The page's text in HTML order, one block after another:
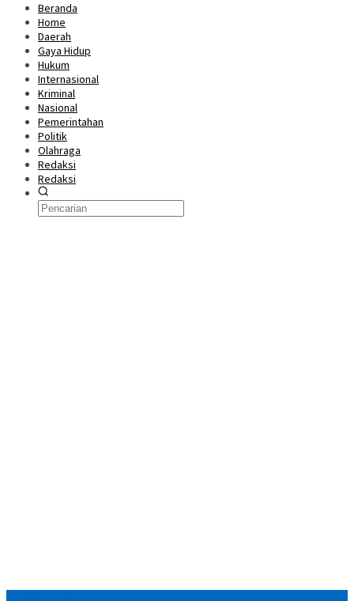
Beranda
Home
Daerah
Gaya Hidup
Hukum
Internasional
Kriminal
Nasional
Pemerintahan
Politik
Olahraga
Redaksi
Redaksi